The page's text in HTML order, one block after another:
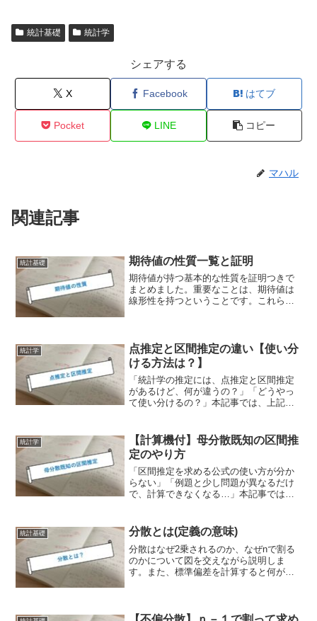
統計基礎 統計学
シェアする
X Facebook はてブ
Pocket LINE コピー
マハル
関連記事
統計基礎 期待値の性質一覧と証明
期待値が持つ基本的な性質を証明つきで
まとめました。重要なことは、期待値は
線形性を持つということです。これらの
統計学
点推定と区間推定の違い【使い分
ける方法は？】
「統計学の推定には、点推定と区間推定
があるけど、何が違うの？」「どうやっ
て使い分けるの？」本記事では、上記の
い点推定…ピンポイントで推定する区間
推定…推定値は真の値からず...
統計学
【計算機付】母分散既知の区間推
定のやり方
「区間推定を求める公式の使い方が分か
らない」「例題と少し問題が異なるだけ
で、計算できなくなる…」本記事では、
らかじめ分かっている場合は、信頼区間
を簡単に計算することがで...
統計基礎 分散とは(定義の意味)
分散はなぜ2乗されるのか、なぜnで割る
のかについて図を交えながら説明しま
す。また、標準偏差を計算すると何が良
いようにすることが大切です。